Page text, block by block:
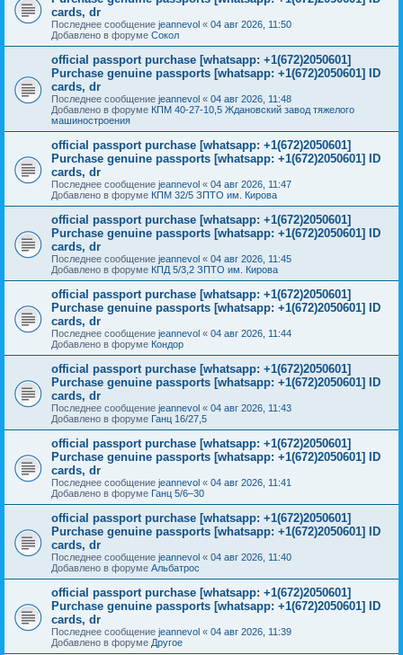
cards, dr
Последнее сообщение jeannevol « 04 авг 2026, 11:50
Добавлено в форуме Сокол
official passport purchase [whatsapp: +1(672)2050601]
Purchase genuine passports [whatsapp: +1(672)2050601] ID
cards, dr
Последнее сообщение jeannevol « 04 авг 2026, 11:48
Добавлено в форуме КПМ 40-27-10,5 Ждановский завод тяжелого
машиностроения
official passport purchase [whatsapp: +1(672)2050601]
Purchase genuine passports [whatsapp: +1(672)2050601] ID
cards, dr
Последнее сообщение jeannevol « 04 авг 2026, 11:47
Добавлено в форуме КПМ 32/5 ЗПТО им. Кирова
official passport purchase [whatsapp: +1(672)2050601]
Purchase genuine passports [whatsapp: +1(672)2050601] ID
cards, dr
Последнее сообщение jeannevol « 04 авг 2026, 11:45
Добавлено в форуме КПД 5/3,2 ЗПТО им. Кирова
official passport purchase [whatsapp: +1(672)2050601]
Purchase genuine passports [whatsapp: +1(672)2050601] ID
cards, dr
Последнее сообщение jeannevol « 04 авг 2026, 11:44
Добавлено в форуме Кондор
official passport purchase [whatsapp: +1(672)2050601]
Purchase genuine passports [whatsapp: +1(672)2050601] ID
cards, dr
Последнее сообщение jeannevol « 04 авг 2026, 11:43
Добавлено в форуме Ганц 16/27,5
official passport purchase [whatsapp: +1(672)2050601]
Purchase genuine passports [whatsapp: +1(672)2050601] ID
cards, dr
Последнее сообщение jeannevol « 04 авг 2026, 11:41
Добавлено в форуме Ганц 5/6–30
official passport purchase [whatsapp: +1(672)2050601]
Purchase genuine passports [whatsapp: +1(672)2050601] ID
cards, dr
Последнее сообщение jeannevol « 04 авг 2026, 11:40
Добавлено в форуме Альбатрос
official passport purchase [whatsapp: +1(672)2050601]
Purchase genuine passports [whatsapp: +1(672)2050601] ID
cards, dr
Последнее сообщение jeannevol « 04 авг 2026, 11:39
Добавлено в форуме Другое